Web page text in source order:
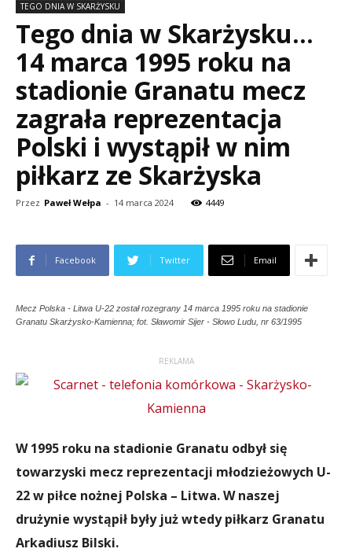
TEGO DNIA W SKARŻYSKU
Tego dnia w Skarżysku…
14 marca 1995 roku na
stadionie Granatu mecz
zagrała reprezentacja
Polski i wystąpił w nim
piłkarz ze Skarżyska
Przez Paweł Wełpa - 14 marca 2024 4449
Facebook Twitter Email
Mecz Polska - Litwa U-22 został rozegrany 14 marca 1995 roku na stadionie
Granatu Skarżysko-Kamienna; fot. Sławomir Sijer - Słowo Ludu, nr 63/1995
REKLAMA
W 1995 roku na stadionie Granatu odbył się
towarzyski mecz reprezentacji młodzieżowych U-
22 w piłce nożnej Polska – Litwa. W naszej
drużynie wystąpił były już wtedy piłkarz Granatu
Arkadiusz Bilski.